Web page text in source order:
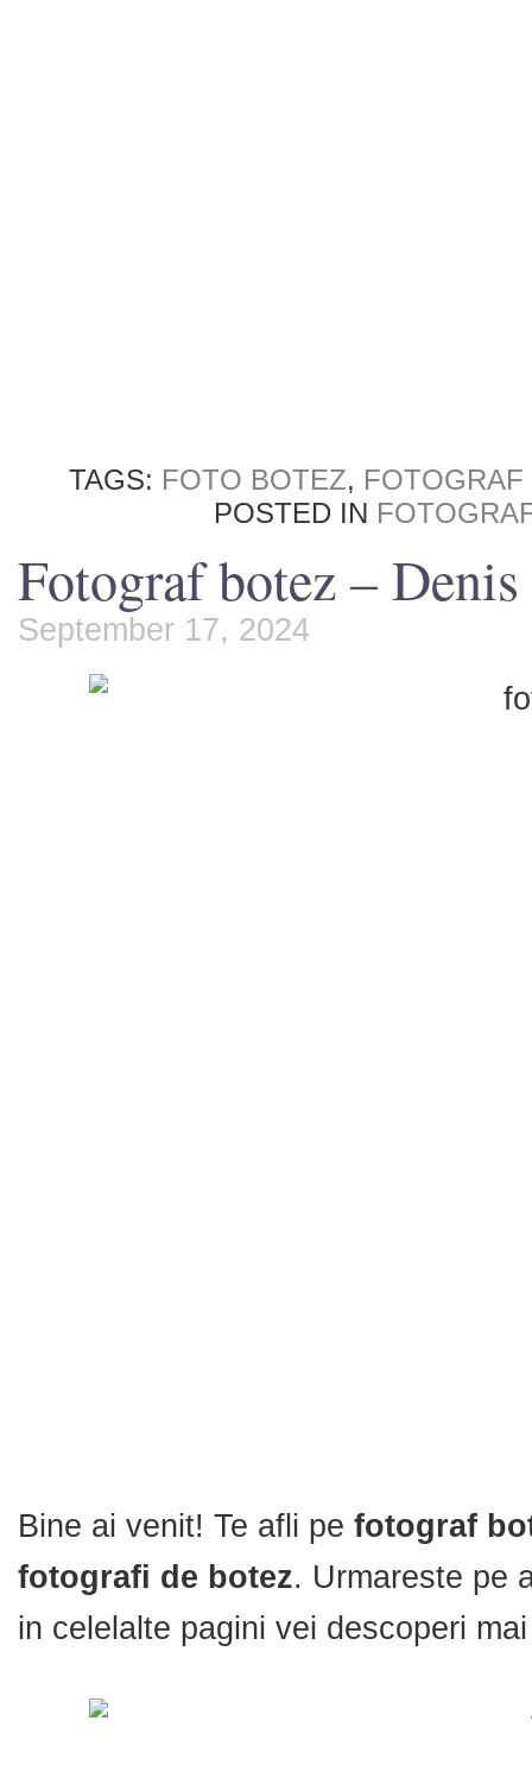
TAGS: FOTO BOTEZ,
POSTED IN
Fotograf botez – Denis
September 17, 2024
Bine ai venit! Te afli pe fotograf
fotografi de botez. Urmareste pe
in celelalte pagini vei descoperi